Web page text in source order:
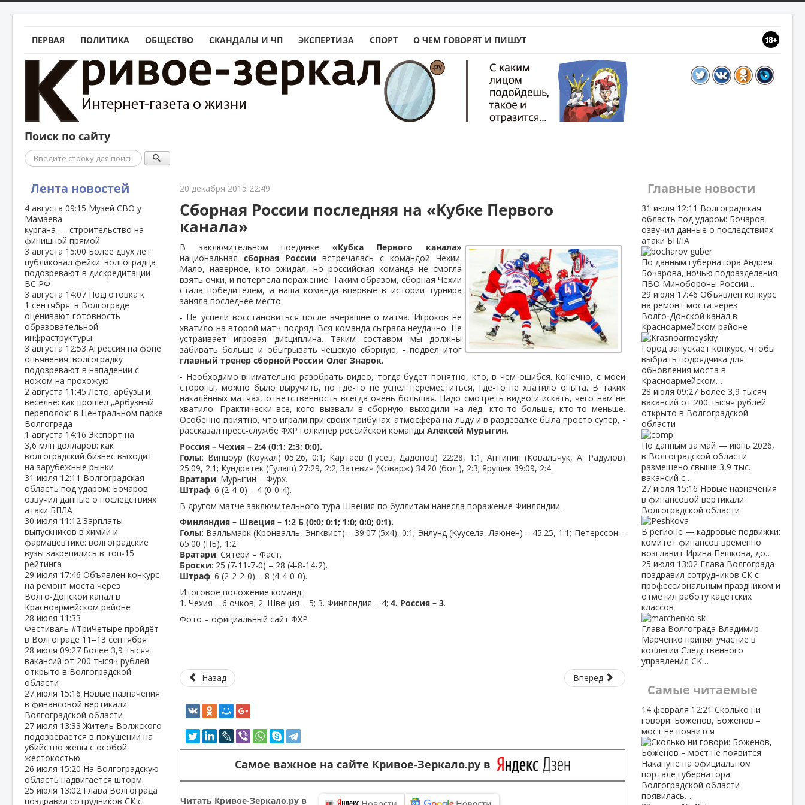
ПЕРВАЯ ПОЛИТИКА ОБЩЕСТВО СКАНДАЛЫ И ЧП ЭКСПЕРТИЗА СПОРТ О ЧЕМ ГОВОРЯТ И ПИШУТ
Поиск по сайту
Поиск
Лента новостей
4 августа 09:15 Музей СВО у
Мамаева
кургана — строительство на
финишной прямой
3 августа 15:00 Более двух лет
публиковал фейки: волгоградца
подозревают в дискредитации
ВС РФ
3 августа 14:07 Подготовка к
1 сентября: в Волгограде
оценивают готовность
образовательной
инфраструктуры
3 августа 12:53 Агрессия на фоне
опьянения: волгоградку
подозревают в нападении с
ножом на прохожую
2 августа 11:45Лето, арбузы и
веселье: как прошёл „Арбузный
переполох“ в Центральном парке
Волгограда
1 августа 14:16 Экспорт на
3,6 млн долларов: как
волгоградский бизнес выходит
на зарубежные рынки
31 июля 12:11 Волгоградская
область под ударом: Бочаров
озвучил данные о последствиях
атаки БПЛА
30 июля 11:12 Зарплаты
выпускников в химии и
фармацевтике: волгоградские
вузы закрепились в топ‑15
рейтинга
29 июля 17:46 Объявлен конкурс
на ремонт моста через
Волго‑Донской канал в
Красноармейском районе
28 июля 11:33
Фестиваль #ТриЧетыре пройдёт
в Волгограде 11–13 сентября
28 июля 09:27 Более 3,9 тысяч
вакансий от 200 тысяч рублей
открыто в Волгоградской
области
27 июля 15:16 Новые назначения
в финансовой вертикали
Волгоградской области
27 июля 13:33Житель Волжского
подозревается в покушении на
убийство жены с особой
жестокостью
26 июля 15:20 На Волгоградскую
область надвигается шторм
25 июля 13:02 Глава Волгограда
поздравил сотрудников СК с
20 декабря 2015 22:49
Сборная России последняя на «Кубке Первого
канала»
В заключительном поединке «Кубка Первого канала»
национальнаясборная России встречалась с командой Чехии.
Мало, наверное, кто ожидал, но российская команда не смогла
взять очки, и потерпела поражение. Таким образом, сборная Чехии
стала победителем, а наша команда впервые в истории турнира
заняла последнее место.
- Не успели восстановиться после вчерашнего матча. Игроков не
хватило на второй матч подряд. Вся команда сыграла неудачно. Не
устраивает игровая дисциплина. Таким составом мы должны
забивать больше и обыгрывать чешскую сборную, - подвел итог
главный тренер сборной России Олег Знарок.
- Необходимо внимательно разобрать видео, тогда будет понятно, кто, в чём ошибся. Конечно, с моей
стороны, можно было выручить, но где-то не успел переместиться, где-то не хватило опыта. В таких
накалённых матчах, ответственность всегда очень большая. Надо смотреть видео и искать, чего нам не
хватило. Практически все, кого вызвали в сборную, выходили на лёд, кто-то больше, кто-то меньше.
Особенно приятно, что играли при своих трибунах: атмосфера на льду и в раздевалке была просто супер, -
рассказал пресс-службе ФХР голкипер российской командыАлексей Мурыгин.
Россия – Чехия – 2:4 (0:1; 2:3; 0:0).
Голы: Винцоур (Коукал) 05:26, 0:1; Картаев (Гусев, Дадонов) 22:28, 1:1; Антипин (Ковальчук, А. Радулов)
25:09, 2:1; Кундратек (Гулаш) 27:29, 2:2; Затёвич (Коварж) 34:20 (бол.), 2:3; Ярушек 39:09, 2:4.
Вратари: Мурыгин – Фурх.
Штраф: 6 (2-4-0) – 4 (0-0-4).
В другом матче заключительного тура Швеция по буллитам нанесла поражение Финляндии.
Финляндия – Швеция – 1:2 Б (0:0; 0:1; 1:0; 0:0; 0:1).
Голы: Валльмарк (Кронвалль, Энгквист) – 39:07 (5x4), 0:1; Энлунд (Куусела, Лаюнен) – 45:25, 1:1; Петерссон –
65:00 (ПБ), 1:2.
Вратари: Сятери – Фаст.
Броски: 25 (7-11-7-0) – 28 (4-8-14-2).
Штраф: 6 (2-2-2-0) – 8 (4-4-0-0).
Итоговое положение команд:
1. Чехия – 6 очков; 2. Швеция – 5; 3. Финляндия – 4;4. Россия – 3.
Фото – официальный сайт ФХР
Назад Вперед
Самое важное на сайте Кривое-Зеркало.ру в
Читать Кривое-Зеркало.ру в
Главные новости
31 июля 12:11 Волгоградская
область под ударом: Бочаров
озвучил данные о последствиях
атаки БПЛА
По данным губернатора Андрея
Бочарова, ночью подразделения
ПВО Минобороны России…
29 июля 17:46 Объявлен конкурс
на ремонт моста через
Волго‑Донской канал в
Красноармейском районе
Город запускает конкурс, чтобы
выбрать подрядчика для
обновления моста в
Красноармейском…
28 июля 09:27 Более 3,9 тысяч
вакансий от 200 тысяч рублей
открыто в Волгоградской
области
По данным за май — июнь 2026,
в Волгоградской области
размещено свыше 3,9 тыс.
вакансий с…
27 июля 15:16 Новые назначения
в финансовой вертикали
Волгоградской области
В регионе — кадровые подвижки:
комитет финансов временно
возглавит Ирина Пешкова, до…
25 июля 13:02 Глава Волгограда
поздравил сотрудников СК с
профессиональным праздником и
отметил работу кадетских
классов
Глава Волгограда Владимир
Марченко принял участие в
коллегии Следственного
управления СК…
Самые читаемые
14 февраля 12:21 Сколько ни
говори: Боженов, Боженов –
мост не появится
Накануне на официальном
портале губернатора
Волгоградской области
появилась…